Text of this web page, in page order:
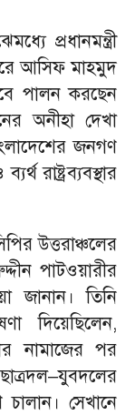
প্রধানমন্ত্রী
আসিফ মাহমুদ
পালন করছেন
অনীহা দেখা
জনগণ
রাষ্ট্রব্যবস্থার
উত্তরাঞ্চলের
পাটওয়ারীর
জানান। তিনি
দিয়েছিলেন,
নামাজের পর
চালান। সেখানে